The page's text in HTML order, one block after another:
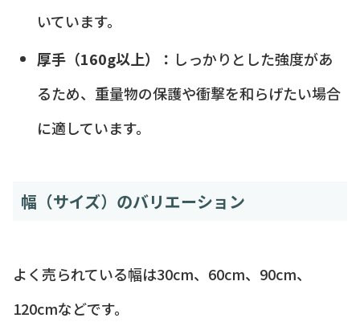
いています。
厚手（160g以上）： しっかりとした強度があ
るため、重量物の保護や衝撃を和らげたい場合
に適しています。
幅（サイズ）のバリエーション
よく売られている幅は30cm、60cm、90cm、
120cmなどです。